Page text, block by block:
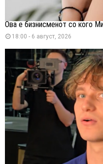
Ова е бизнисменот со кого
18:00 - 6 август, 2026